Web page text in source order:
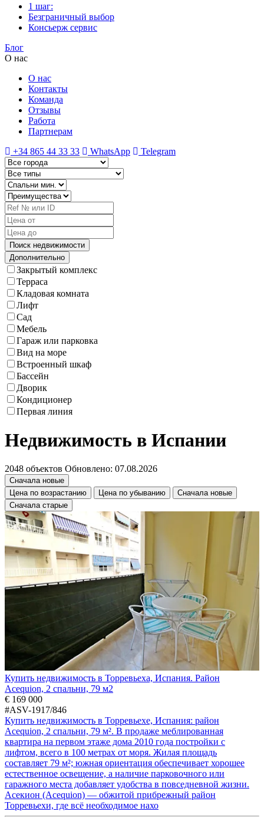
1 шаг:
Безграничный выбор
Консьерж сервис
Блог
О нас
О нас
Контакты
Команда
Отзывы
Работа
Партнерам
+34 865 44 33 33
WhatsApp Telegram
Дополнительно
Закрытый комплекс
Терраса
Кладовая комната
Лифт
Сад
Мебель
Гараж или парковка
Вид на море
Встроенный шкаф
Бассейн
Дворик
Кондиционер
Первая линия
Недвижимость в Испании
2048 объектов Обновлено: 07.08.2026
Сначала новые
Цена по возрастанию
Цена по убыванию
Сначала новые
Сначала старые
Купить недвижимость в Торревьеха, Испания. Район
Acequion, 2 спальни, 79 м2
€ 169 000
#ASV-1917/846
Купить недвижимость в Торревьехе, Испания: район
Acequion, 2 спальни, 79 м². В продаже меблированная
квартира на первом этаже дома 2010 года постройки с
лифтом, всего в 100 метрах от моря. Жилая площадь
составляет 79 м²; южная ориентация обеспечивает хорошее
естественное освещение, а наличие парковочного или
гаражного места добавляет удобства в повседневной жизни.
Асекион (Acequion) — обжитой прибрежный район
Торревьехи, где всё необходимое нахо